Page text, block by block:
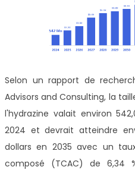
Selon un rapport de
Advisors and Consulting, la
l'hydrazine valait environ
2024 et devrait atteindre
dollars en 2035 avec un
composé (TCAC) de 6,34